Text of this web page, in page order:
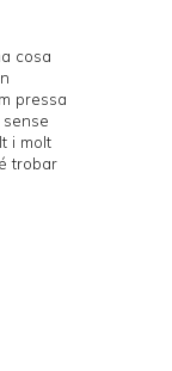
cosa
pressa
i molt
trobar